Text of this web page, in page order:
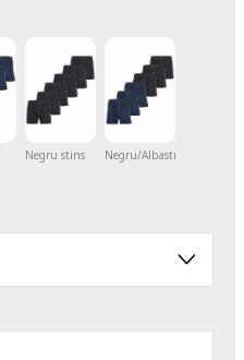
Negru stins Negru/Albastru